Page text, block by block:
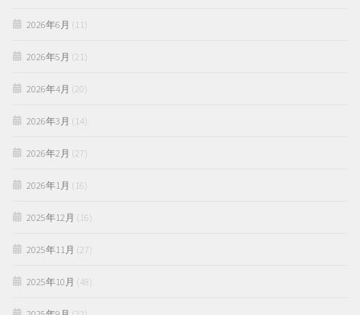
2026年6月 (11)
2026年5月 (21)
2026年4月 (20)
2026年3月 (14)
2026年2月 (27)
2026年1月 (16)
2025年12月 (16)
2025年11月 (27)
2025年10月 (48)